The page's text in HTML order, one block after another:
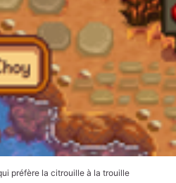
préfère la citrouille à la trouille